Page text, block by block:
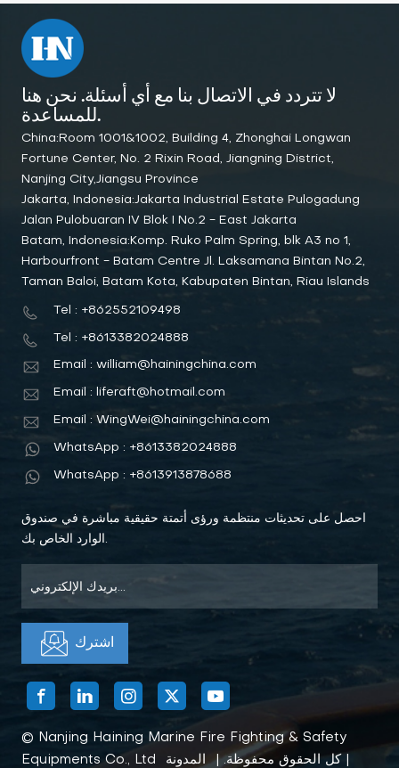
لا تتردد في الاتصال بنا مع أي أسئلة. نحن هنا
للمساعدة.
China:Room 1001&1002, Building 4, Zhonghai Longwan
Fortune Center, No. 2 Rixin Road, Jiangning District,
Nanjing City,Jiangsu Province
Jakarta, Indonesia:Jakarta Industrial Estate Pulogadung
Jalan Pulobuaran IV Blok I No.2 - East Jakarta
Batam, Indonesia:Komp. Ruko Palm Spring, blk A3 no 1,
Harbourfront - Batam Centre Jl. Laksamana Bintan No.2,
Taman Baloi, Batam Kota, Kabupaten Bintan, Riau Islands
Tel : +862552109498
Tel : +8613382024888
Email : william@hainingchina.com
Email : liferaft@hotmail.com
Email : WingWei@hainingchina.com
WhatsApp : +8613382024888
WhatsApp : +8613913878688
احصل على تحديثات منتظمة ورؤى أتمتة حقيقية مباشرة في صندوق
الوارد الخاص بك.
© Nanjing Haining Marine Fire Fighting & Safety
Equipments Co., Ltd كل الحقوق محفوظة. |
المدونة